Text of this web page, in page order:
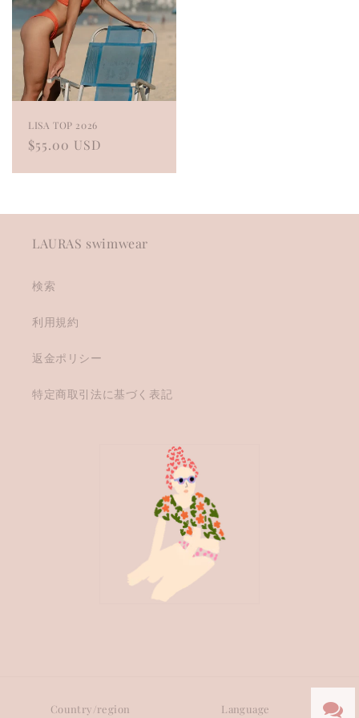
LISA TOP 2026
Regular
$55.00 USD
LAURAS swimwear
検索
利用規約
返金ポリシー
特定商取引法に基づく表記
Country/region Language